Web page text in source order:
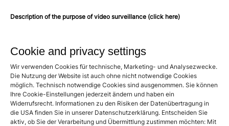
Description of the purpose of video surveillance (click here)
Cookie and privacy settings
Wir verwenden Cookies für technische, Marketing- und Analysezwecke.
Die Nutzung der Website ist auch ohne nicht notwendige Cookies
möglich. Technisch notwendige Cookies sind ausgenommen. Sie können
Ihre Cookie-Einstellungen jederzeit ändern und haben ein
Widerrufsrecht. Informationen zu den Risiken der Datenübertragung in
die USA finden Sie in unserer Datenschutzerklärung. Entscheiden Sie
aktiv, ob Sie der Verarbeitung und Übermittlung zustimmen möchten: Mit
More information
Reviews
Hotel Schindlerhof
4.6
Based on 886 reviews
powered byGoogle